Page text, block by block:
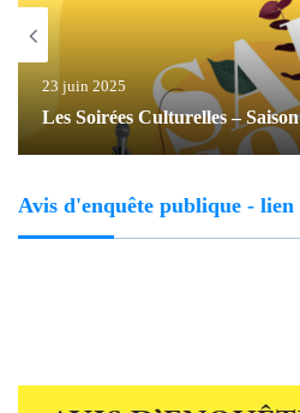
23 juin 2025
Les Soirées Culturelles –
Avis d'enquête publique -